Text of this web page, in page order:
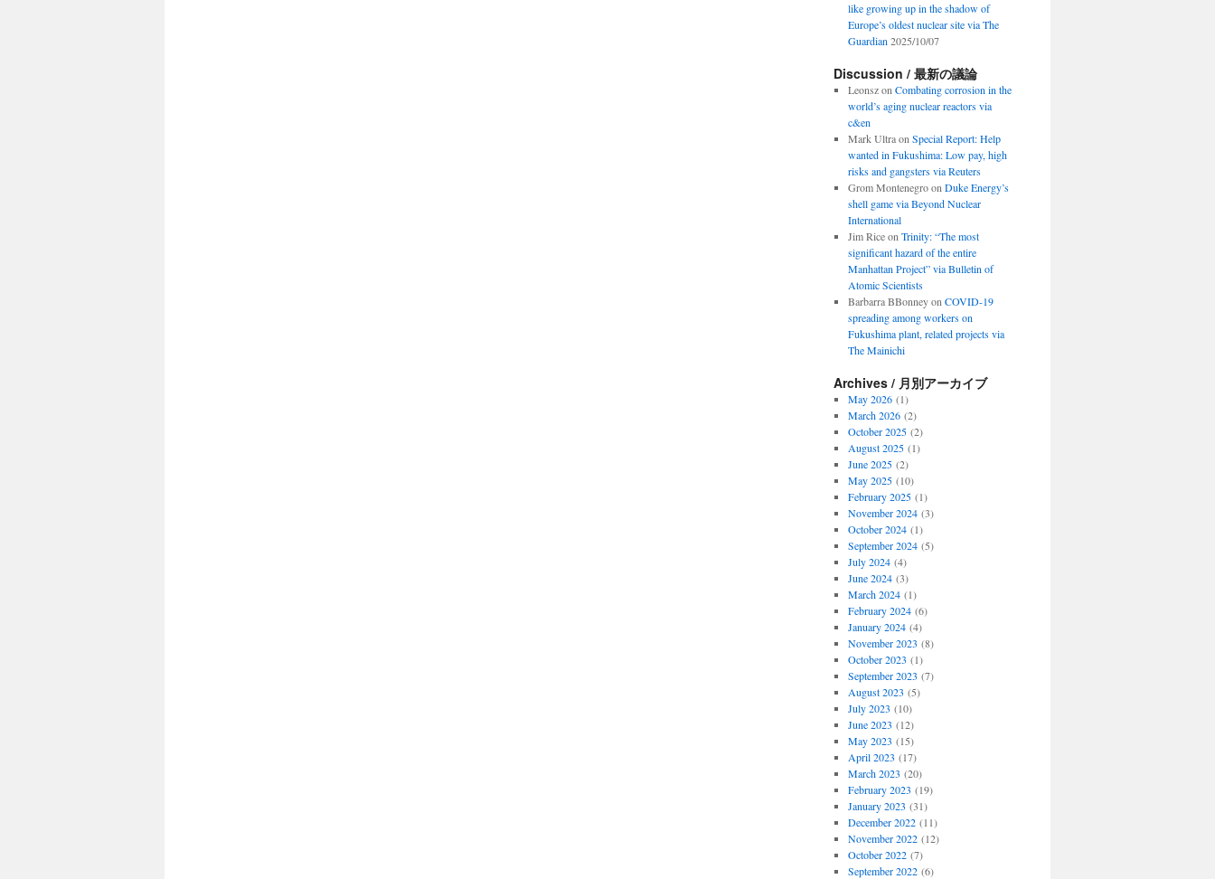
like growing up in the shadow of
Europe’s oldest nuclear site via The
Guardian 2025/10/07
Discussion / 最新の議論
Leonszon Combating corrosion in the
world’s aging nuclear reactors via
c&en
Mark Ultraon Special Report: Help
wanted in Fukushima: Low pay, high
risks and gangsters via Reuters
Grom Montenegroon Duke Energy’s
shell game via Beyond Nuclear
International
Jim Riceon Trinity: “The most
significant hazard of the entire
Manhattan Project” via Bulletin of
Atomic Scientists
Barbarra BBonneyon COVID-19
spreading among workers on
Fukushima plant, related projects via
The Mainichi
Archives / 月別アーカイブ
May 2026(1)
March 2026(2)
October 2025(2)
August 2025(1)
June 2025(2)
May 2025(10)
February 2025(1)
November 2024(3)
October 2024(1)
September 2024(5)
July 2024(4)
June 2024(3)
March 2024(1)
February 2024(6)
January 2024(4)
November 2023 (8)
October 2023 (1)
September 2023 (7)
August 2023 (5)
July 2023 (10)
June 2023 (12)
May 2023 (15)
April 2023 (17)
March 2023 (20)
February 2023 (19)
January 2023 (31)
December 2022(11)
November 2022(12)
October 2022(7)
September 2022(6)